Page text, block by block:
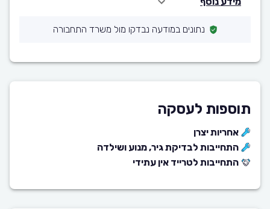
נתונים במודעה נבדקו מול משרד התחבורה
תוספות לעסקה
אחריות יצרן
התחייבות לבדיקת גיר, מנוע ושילדה
התחייבות לטרייד אין עתידי